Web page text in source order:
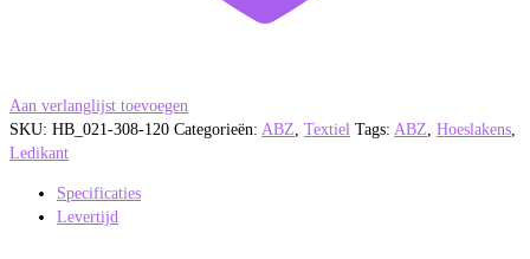
Aan verlanglijst toevoegen
SKU: HB_021-308-120 Categorieën: ABZ Textiel Tags: ABZ Hoeslakens
Ledikant
Specificaties
Levertijd